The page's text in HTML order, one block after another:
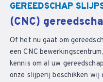
GEREEDSCHAP
(CNC)
Of het nu gaat om
een CNC
kennis om al uw
onze slijperij beschikken wij